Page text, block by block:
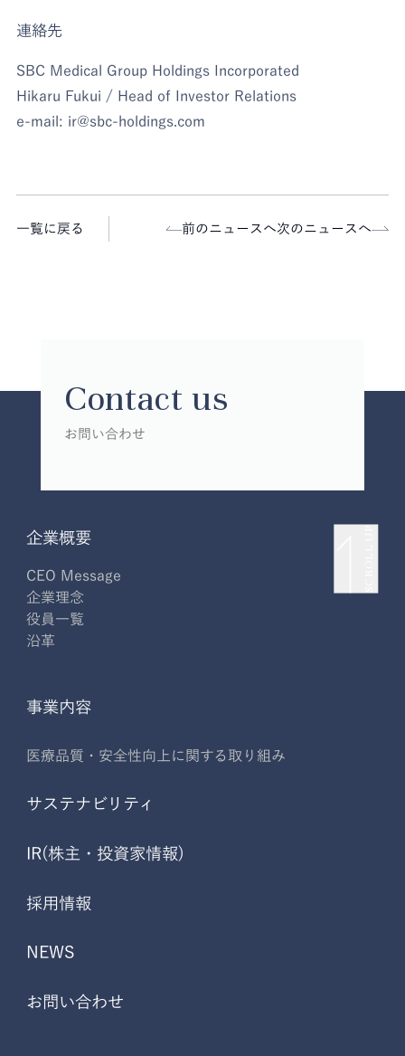
連絡先
SBC Medical Group Holdings Incorporated
Hikaru Fukui / Head of Investor Relations
e-mail: ir@sbc-holdings.com
一覧に戻る 前のニュースへ次のニュースへ
Contact us
お問い合わせ
企業概要
CEO Message
企業理念
役員一覧
沿革
事業内容
医療品質・安全性向上に関する取り組み
サステナビリティ
IR(株主・投資家情報)
採用情報
NEWS
お問い合わせ